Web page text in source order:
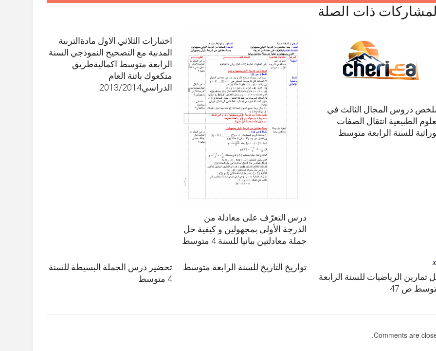
ذات الصلة
اختبارات الثلاثي الاول مادةالتربية
المدنية مع التصحيح النموذجي السنة
الرابعة متوسط اكماليةطريق
متكعوك باتنة العام
الدراسي2013/2014
درس التعرّف على معادلة من
الدرجة الأولى بمجهولين و كيفية حل
جملة معادلتين بيانيا للسنة 4 متوسط
دروس المجال الثالث في
الطبيعية انتقال الصفات
للسنة الرابعة متوسط
تحضير درس الجملة البسيطة للسنة
4 متوسط
تواريخ التاريخ للسنة الرابعة متوسط
تمارين الرياضيات للسنة الرابعة
ص 47
Comments are